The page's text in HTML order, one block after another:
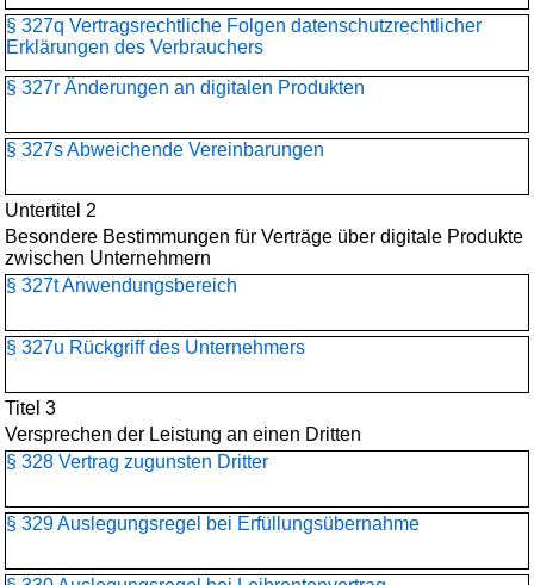
§ 327q Vertragsrechtliche Folgen datenschutzrechtlicher
Erklärungen des Verbrauchers
§ 327r Änderungen an digitalen Produkten
§ 327s Abweichende Vereinbarungen
Untertitel 2
Besondere Bestimmungen für Verträge über digitale Produkte
zwischen Unternehmern
§ 327t Anwendungsbereich
§ 327u Rückgriff des Unternehmers
Titel 3
Versprechen der Leistung an einen Dritten
§ 328 Vertrag zugunsten Dritter
§ 329 Auslegungsregel bei Erfüllungsübernahme